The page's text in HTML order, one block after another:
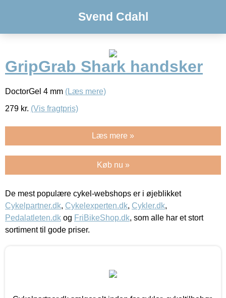
Svend Cdahl
GripGrab Shark handsker
DoctorGel 4 mm (Læs mere)
279 kr. (Vis fragtpris)
Læs mere »
Køb nu »
De mest populære cykel-webshops er i øjeblikket
Cykelpartner.dk, Cykelexperten.dk, Cykler.dk,
Pedalatleten.dk og FriBikeShop.dk, som alle har et stort
sortiment til gode priser.